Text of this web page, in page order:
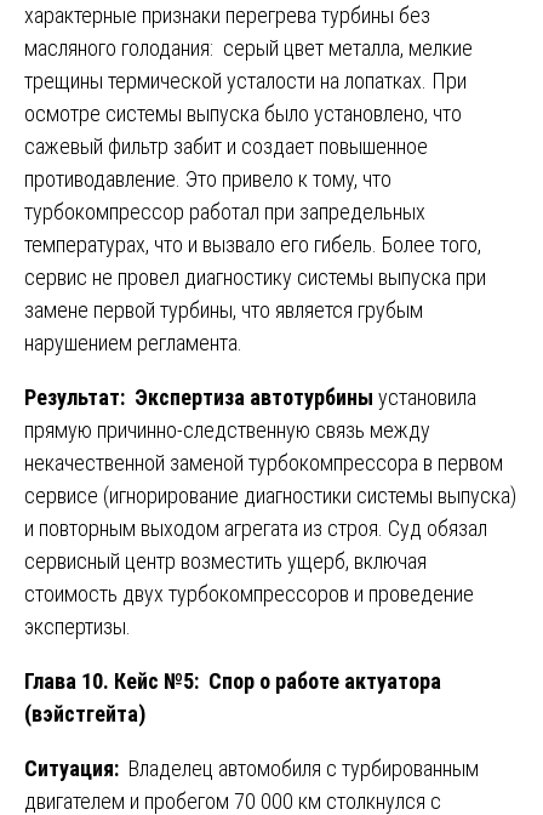
характерные признаки перегрева турбины без
масляного голодания: серый цвет металла, мелкие
трещины термической усталости на лопатках. При
осмотре системы выпуска было установлено, что
сажевый фильтр забит и создает повышенное
противодавление. Это привело к тому, что
турбокомпрессор работал при запредельных
температурах, что и вызвало его гибель. Более того,
сервис не провел диагностику системы выпуска при
замене первой турбины, что является грубым
нарушением регламента.
Результат: Экспертиза автотурбины установила
прямую причинно-следственную связь между
некачественной заменой турбокомпрессора в первом
сервисе (игнорирование диагностики системы выпуска)
и повторным выходом агрегата из строя. Суд обязал
сервисный центр возместить ущерб, включая
стоимость двух турбокомпрессоров и проведение
экспертизы.
Глава 10. Кейс №5: Спор о работе актуатора
(вэйстгейта)
Ситуация: Владелец автомобиля с турбированным
двигателем и пробегом 70 000 км столкнулся с